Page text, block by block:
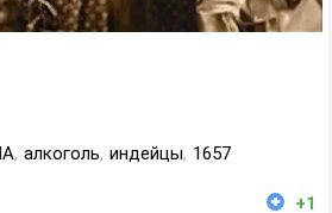
, алкоголь, индейцы, 1657
+1